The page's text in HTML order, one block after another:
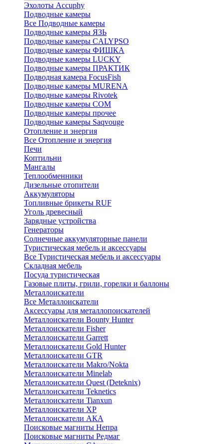
Эхолоты Accuphy
Подводные камеры
Все Подводные камеры
Подводные камеры ЯЗЬ
Подводные камеры CALYPSO
Подводные камеры ФИШКА
Подводные камеры LUCKY
Подводные камеры ПРАКТИК
Подводная камера FocusFish
Подводные камеры MURENA
Подводные камеры Rivotek
Подводные камеры СОМ
Подводные камеры прочее
Подводные камеры Saqvouge
Отопление и энергия
Все Отопление и энергия
Печи
Коптильни
Мангалы
Теплообменники
Дизельные отопители
Аккумуляторы
Топливные брикеты RUF
Уголь древесный
Зарядные устройства
Генераторы
Солнечные аккумуляторные панели
Туристическая мебель и аксессуары
Все Туристическая мебель и аксессуары
Складная мебель
Посуда туристическая
Газовые плиты, грили, горелки и баллоны
Металлоискатели
Все Металлоискатели
Аксессуары для металлопоискателей
Металлоискатели Bounty Hunter
Металлоискатели Fisher
Металлоискатели Garrett
Металлоискатели Gold Hunter
Металлоискатели GTR
Металлоискатели Makro/Nokta
Металлоискатели Minelab
Металлоискатели Quest (Deteknix)
Металлоискатели Teknetics
Металлоискатели Tianxun
Металлоискатели XP
Металлоискатели АКА
Поисковые магниты Непра
Поисковые магниты Редмаг